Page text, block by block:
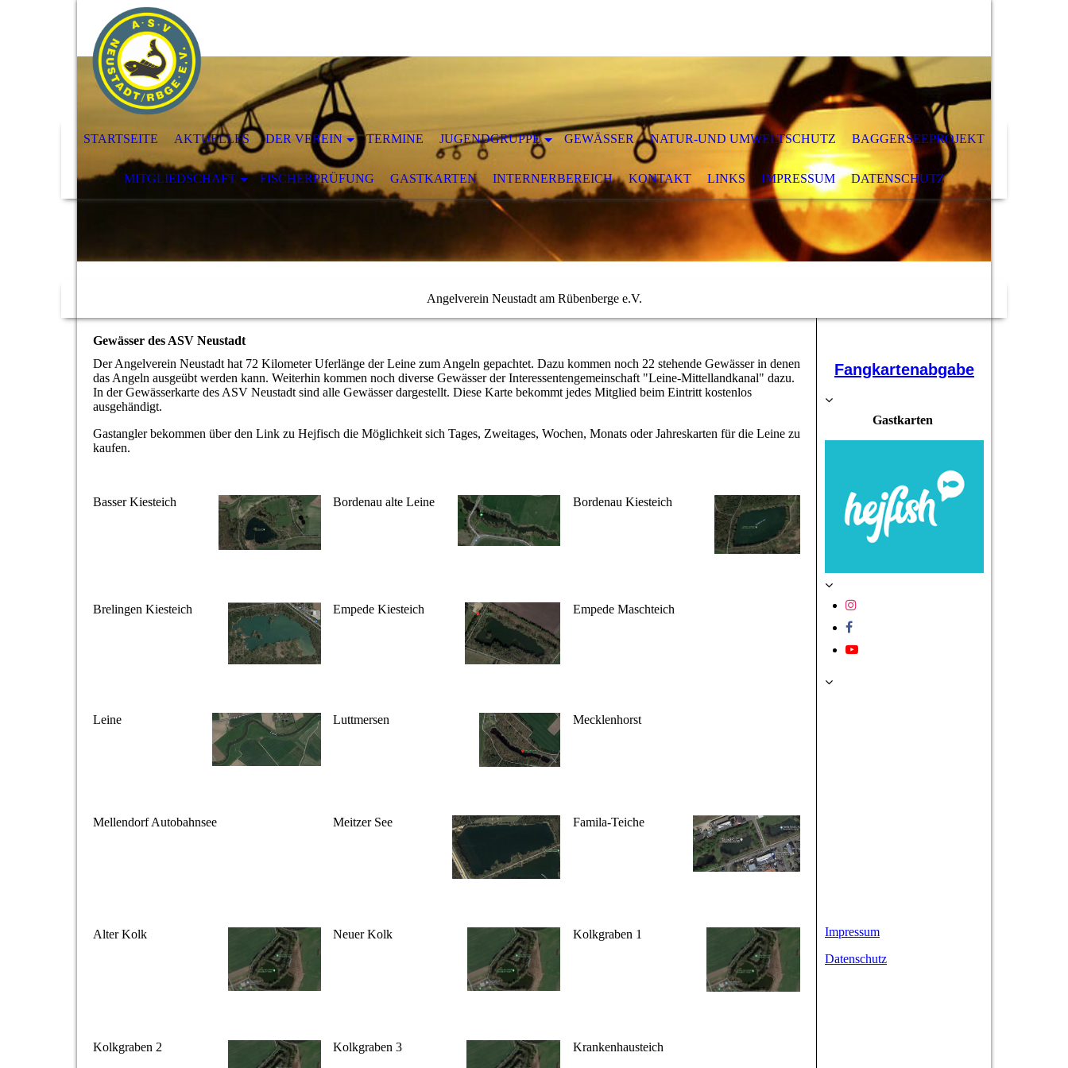
STARTSEITE AKTUELLES DER VEREIN TERMINE JUGENDGRUPPE GEWÄSSER NATUR-UND UMWELTSCHUTZ BAGGERSEEPROJEKT
MITGLIEDSCHAFT FISCHERPRÜFUNG GASTKARTEN INTERNERBEREICH KONTAKT LINKS IMPRESSUM DATENSCHUTZ
Angelverein Neustadt am Rübenberge e.V.
Gewässer des ASV Neustadt
Der Angelverein Neustadt hat 72 Kilometer Uferlänge der Leine zum Angeln gepachtet. Dazu kommen noch 22 stehende Gewässer in denen
das Angeln ausgeübt werden kann. Weiterhin kommen noch diverse Gewässer der Interessentengemeinschaft "Leine-Mittellandkanal" dazu.
In der Gewässerkarte des ASV Neustadt sind alle Gewässer dargestellt. Diese Karte bekommt jedes Mitglied beim Eintritt kostenlos
ausgehändigt.
Gastangler bekommen über den Link zu Hejfisch die Möglichkeit sich Tages, Zweitages, Wochen, Monats oder Jahreskarten für die Leine zu
kaufen.
Basser Kiesteich Bordenau alte Leine Bordenau Kiesteich
Brelingen Kiesteich Empede Kiesteich Empede Maschteich
Leine Luttmersen Mecklenhorst
Mellendorf Autobahnsee Meitzer See Famila-Teiche
Alter Kolk Neuer Kolk Kolkgraben 1
Kolkgraben 2 Kolkgraben 3 Krankenhausteich
Fangkartenabgabe
Gastkarten
Impressum
Datenschutz